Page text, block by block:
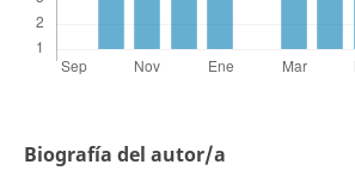
Biografía del autor/a